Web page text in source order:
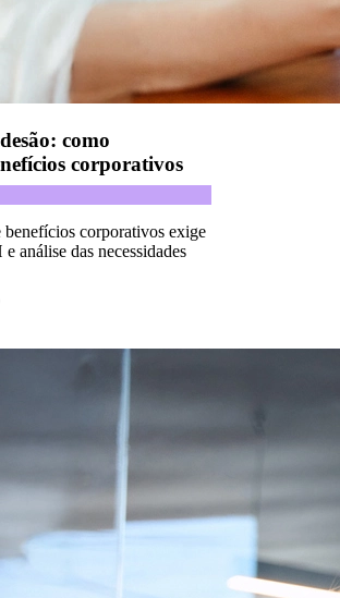
como
corporativos
benefícios corporativos exige
análise das necessidades